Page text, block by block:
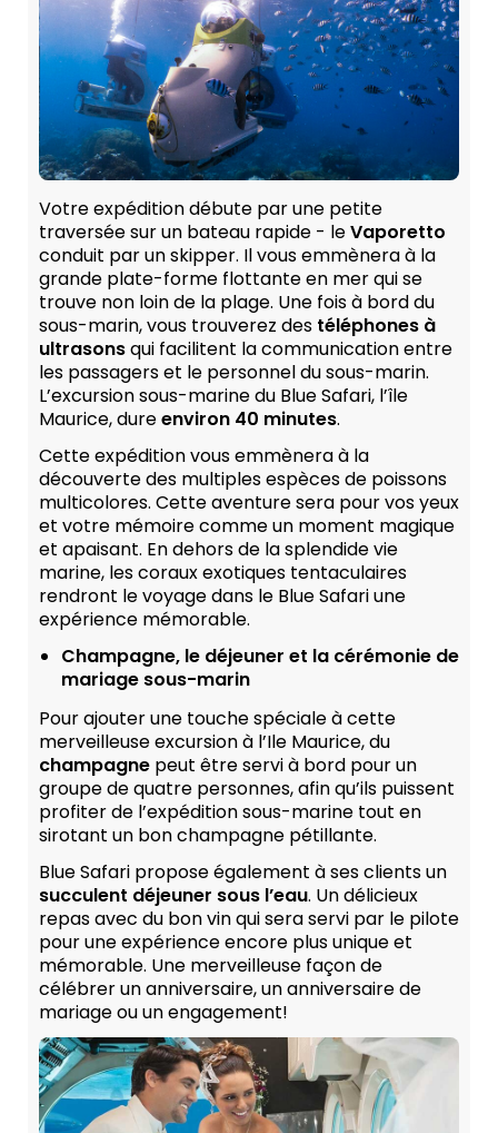
Votre expédition débute par une petite
traversée sur un bateau rapide - leVaporetto
conduit par un skipper. Il vous emmènera à la
grande plate-forme flottante en mer qui se
trouve non loin de la plage. Une fois à bord du
sous-marin, vous trouverez des téléphones à
ultrasonsqui facilitent la communication entre
les passagers et le personnel du sous-marin.
L’excursion sous-marine du Blue Safari, l’île
Maurice, dureenviron 40 minutes.
Cette expédition vous emmènera à la
découverte des multiples espèces de poissons
multicolores. Cette aventure sera pour vos yeux
et votre mémoire comme un moment magique
et apaisant. En dehors de la splendide vie
marine, les coraux exotiques tentaculaires
rendront le voyage dans le Blue Safari une
expérience mémorable.
Champagne, le déjeuner et la cérémonie de
mariage sous-marin
Pour ajouter une touche spéciale à cette
merveilleuse excursion à l’Ile Maurice, du
champagne peut être servi à bord pour un
groupe de quatre personnes, afin qu’ils puissent
profiter de l’expédition sous-marine tout en
sirotant un bon champagne pétillante.
Blue Safari propose également à ses clients un
succulent déjeuner sous l’eau. Un délicieux
repas avec du bon vin qui sera servi par le pilote
pour une expérience encore plus unique et
mémorable. Une merveilleuse façon de
célébrer un anniversaire, un anniversaire de
mariage ou un engagement!